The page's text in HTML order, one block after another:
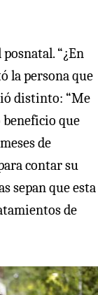
“¿En
la persona que
distinto: “Me
beneficio que
de
contar su
sepan que esta
de